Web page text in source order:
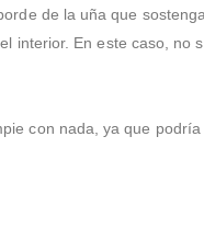
de la uña que
interior. En este caso, no
con nada, ya que